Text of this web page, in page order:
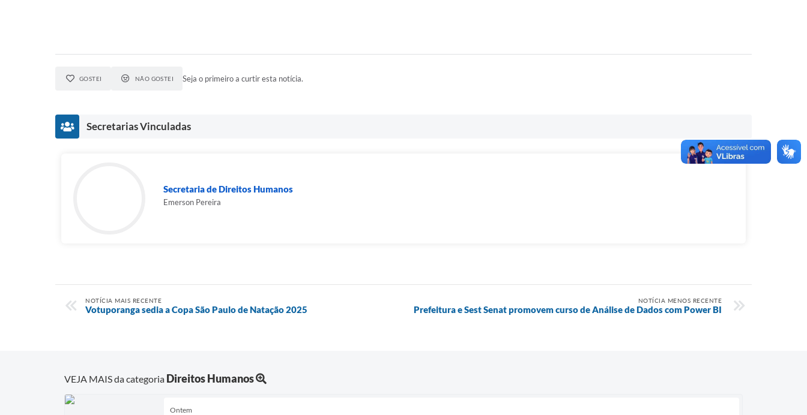
GOSTEI NÃO GOSTEI Seja o primeiro a curtir esta notícia.
Secretarias Vinculadas
Secretaria de Direitos Humanos
Emerson Pereira
NOTÍCIA MAIS RECENTE
Votuporanga sedia a Copa São Paulo de Natação 2025
NOTÍCIA MENOS RECENTE
Prefeitura e Sest Senat promovem curso de Análise de Dados com Power BI
VEJA MAIS da categoria Direitos Humanos
Ontem